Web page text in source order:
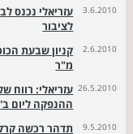
3.6.2010
לציבור
2.6.2010
מ"ר
26.5.2010
ההנפקה ליום ב'
9.5.2010